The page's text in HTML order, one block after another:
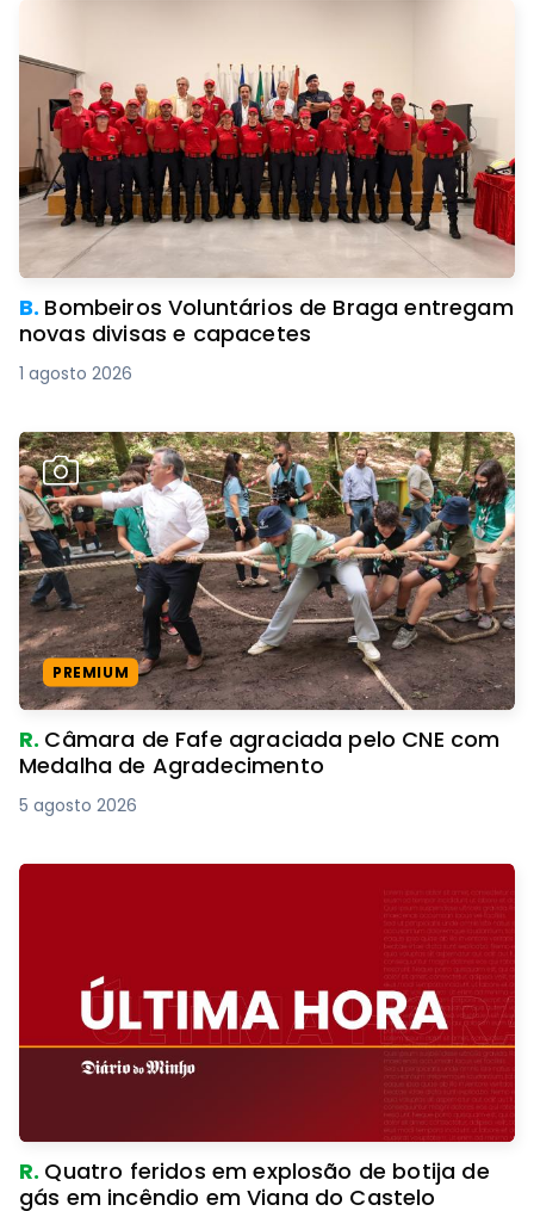
B. Bombeiros Voluntários de Braga entregam
novas divisas e capacetes
1 agosto 2026
PREMIUM
R. Câmara de Fafe agraciada pelo CNE com
Medalha de Agradecimento
5 agosto 2026
R. Quatro feridos em explosão de botija de
gás em incêndio em Viana do Castelo